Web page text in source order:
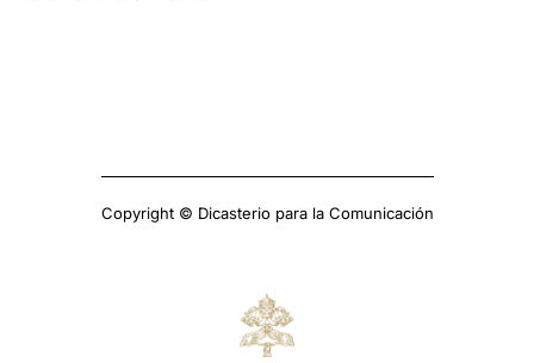
Copyright © Dicasterio para la Comunicación